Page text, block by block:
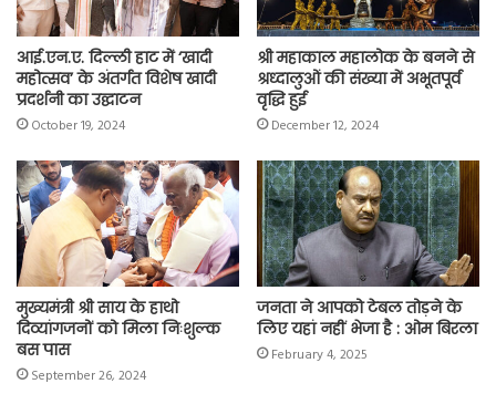
आई.एन.ए. दिल्ली हाट में ‘खादी
महोत्सव’ के अंतर्गत विशेष खादी
प्रदर्शनी का उद्घाटन
October 19, 2024
श्री महाकाल महालोक के बनने से
श्रध्दालुओं की संख्या में अभूतपूर्व
वृद्धि हुई
December 12, 2024
मुख्यमंत्री श्री साय के हाथो
दिव्यांगजनों को मिला निःशुल्क
बस पास
September 26, 2024
जनता ने आपको टेबल तोड़ने के
लिए यहां नहीं भेजा है : ओम बिरला
February 4, 2025